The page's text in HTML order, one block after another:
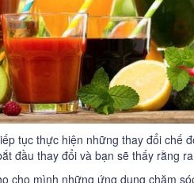
tục thực hiện những thay đổi chế
đầu thay đổi và bạn sẽ thấy rằng
cho mình những ứng dụng chăm